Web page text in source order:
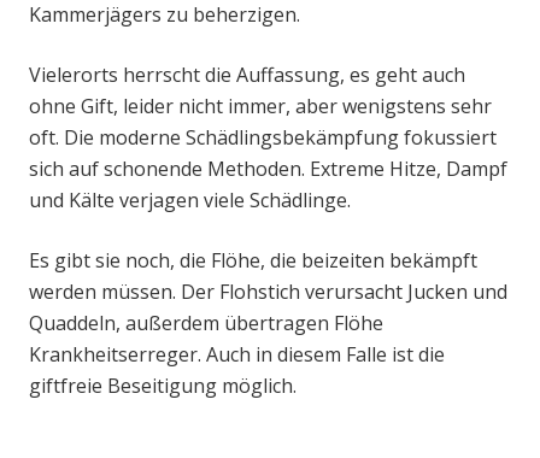
Kammerjägers zu beherzigen.
Vielerorts herrscht die Auffassung, es geht auch
ohne Gift, leider nicht immer, aber wenigstens sehr
oft. Die moderne Schädlingsbekämpfung fokussiert
sich auf schonende Methoden. Extreme Hitze, Dampf
und Kälte verjagen viele Schädlinge.
Es gibt sie noch, die Flöhe, die beizeiten bekämpft
werden müssen. Der Flohstich verursacht Jucken und
Quaddeln, außerdem übertragen Flöhe
Krankheitserreger. Auch in diesem Falle ist die
giftfreie Beseitigung möglich.